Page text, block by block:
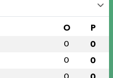
O P
0 0
0 0